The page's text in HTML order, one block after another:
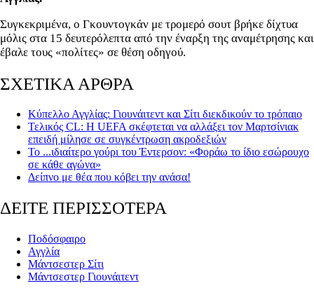
Συγκεκριμένα, ο Γκουντογκάν με τρομερό σουτ βρήκε δίχτυα
μόλις στα 15 δευτερόλεπτα από την έναρξη της αναμέτρησης και
έβαλε τους «πολίτες» σε θέση οδηγού.
ΣΧΕΤΙΚΑ ΑΡΘΡΑ
Κύπελλο Αγγλίας: Γιουνάιτεντ και Σίτι διεκδικούν το τρόπαιο
Τελικός CL: Η UEFA σκέφτεται να αλλάξει τον Μαρτσίνιακ
επειδή μίλησε σε συγκέντρωση ακρoδεξιών
Το ...ιδιαίτερο γούρι του Έντερσον: «Φοράω το ίδιο εσώρουχο
σε κάθε αγώνα»
Δείπνο με θέα που κόβει την ανάσα!
ΔΕΙΤΕ ΠΕΡΙΣΣΟΤΕΡΑ
Ποδόσφαιρο
Αγγλία
Μάντσεστερ Σίτι
Μάντσεστερ Γιουνάιτεντ